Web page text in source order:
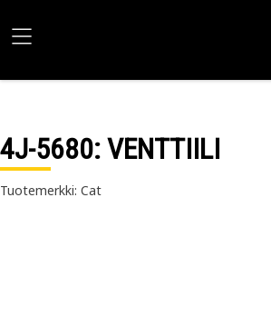
4J-5680: VENTTIILI
Tuotemerkki: Cat